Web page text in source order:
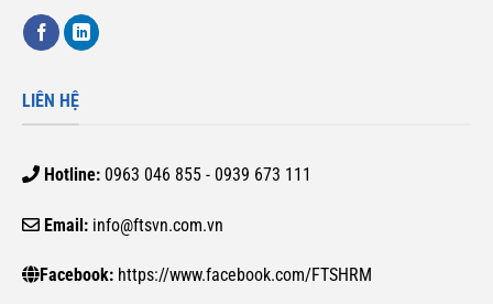
LIÊN HỆ
Hotline:0963 046 855 - 0939 673 111
Email: info@ftsvn.com.vn
Facebook: https://www.facebook.com/FTSHRM